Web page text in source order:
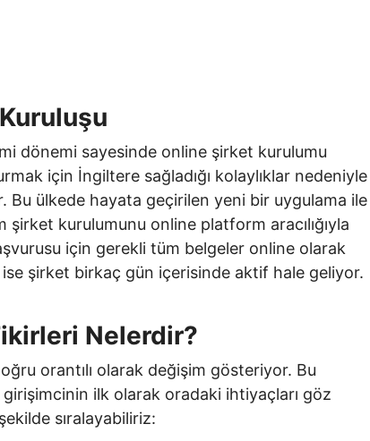
dönemi sayesinde online şirket kurulumu
için İngiltere sağladığı kolaylıklar nedeniyle
ülkede hayata geçirilen yeni bir uygulama ile
kurulumunu online platform aracılığıyla
için gerekli tüm belgeler online olarak
şirket birkaç gün içerisinde aktif hale geliyor.
Nelerdir?
orantılı olarak değişim gösteriyor. Bu
ilk olarak oradaki ihtiyaçları göz
sıralayabiliriz: